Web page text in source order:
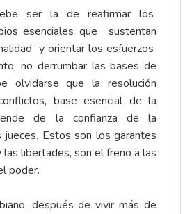
ser la de reafirmar los
esenciales que sustentan
y orientar los esfuerzos
no derrumbar las bases de
olvidarse que la resolución
base esencial de la
de la confianza de la
jueces. Estos son los garantes
libertades, son el freno a las
poder.
después de vivir más de